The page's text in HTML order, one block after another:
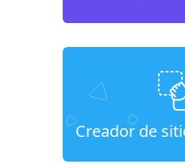
Creador de